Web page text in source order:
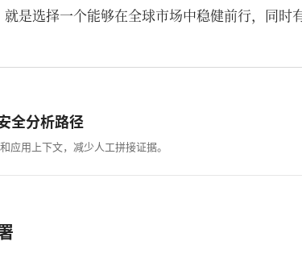
是选择一个能够在全球市场中稳健前行，同时
全分析路径
应用上下文，减少人工拼接证据。